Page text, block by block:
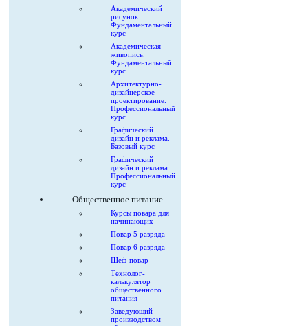
Академический
рисунок.
Фундаментальный
курс
Академическая
живопись.
Фундаментальный
курс
Архитектурно-
дизайнерское
проектирование.
Профессиональный
курс
Графический
дизайн и реклама.
Базовый курс
Графический
дизайн и реклама.
Профессиональный
курс
Общественное питание
Курсы повара для
начинающих
Повар 5 разряда
Повар 6 разряда
Шеф-повар
Технолог-
калькулятор
общественного
питания
Заведующий
производством